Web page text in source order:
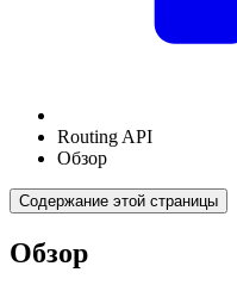
Routing API
Обзор
Содержание этой страницы
Обзор